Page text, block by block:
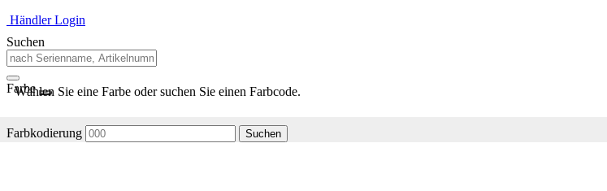
Händler Login
Suchen
Farbe
Wählen Sie eine Farbe oder suchen Sie einen Farbcode.
Farbkodierung Suchen